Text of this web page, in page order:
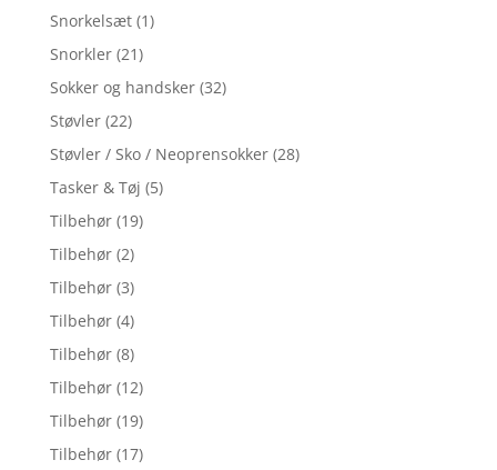
Snorkelsæt (1)
Snorkler (21)
Sokker og handsker (32)
Støvler (22)
Støvler / Sko / Neoprensokker (28)
Tasker & Tøj (5)
Tilbehør (19)
Tilbehør (2)
Tilbehør (3)
Tilbehør (4)
Tilbehør (8)
Tilbehør (12)
Tilbehør (19)
Tilbehør (17)